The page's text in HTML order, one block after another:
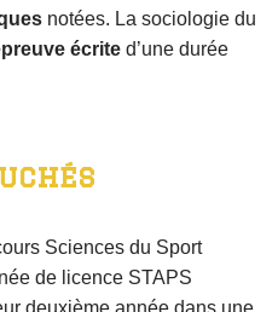
notées. La sociologie du
écrite d’une durée
Sciences du Sport
de licence STAPS
deuxième année dans une